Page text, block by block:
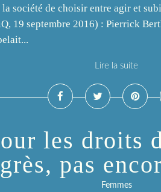
la société de choisir entre agir et
19 septembre 2016) : Pierrick
Lire la suite
les droits
pas
Femmes